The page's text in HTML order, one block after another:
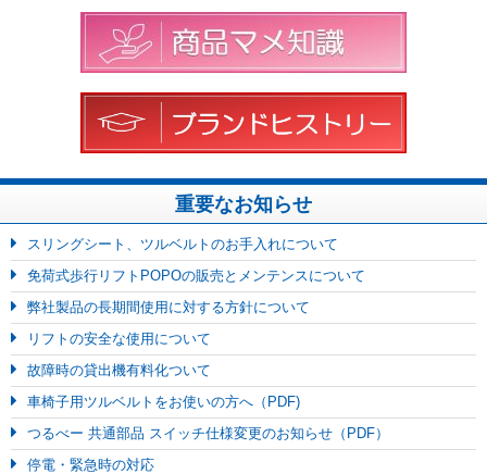
重要なお知らせ
スリングシート、ツルベルトのお手入れについて
免荷式歩行リフトPOPOの販売とメンテンスについて
弊社製品の長期間使用に対する方針について
リフトの安全な使用について
故障時の貸出機有料化ついて
車椅子用ツルベルトをお使いの方へ（PDF)
つるべー 共通部品 スイッチ仕様変更のお知らせ（PDF）
停電・緊急時の対応